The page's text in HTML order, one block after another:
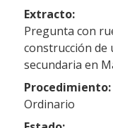
Extracto:
Pregunta con
construcción de
secundaria en
Procedimiento:
Ordinario